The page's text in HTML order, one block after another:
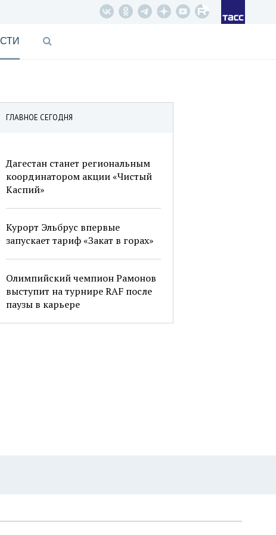
ГЛАВНОЕ СЕГОДНЯ
Дагестан станет региональным
координатором акции «Чистый
Каспий»
Курорт Эльбрус впервые
запускает тариф «Закат в горах»
Олимпийский чемпион Рамонов
выступит на турнире RAF после
паузы в карьере